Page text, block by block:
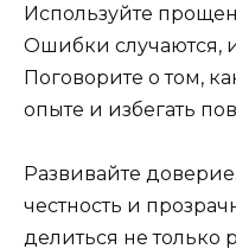
Используйте
Ошибки случаются,
Поговорите о том,
опыте и избегать
Развивайте
честность и
делиться не только